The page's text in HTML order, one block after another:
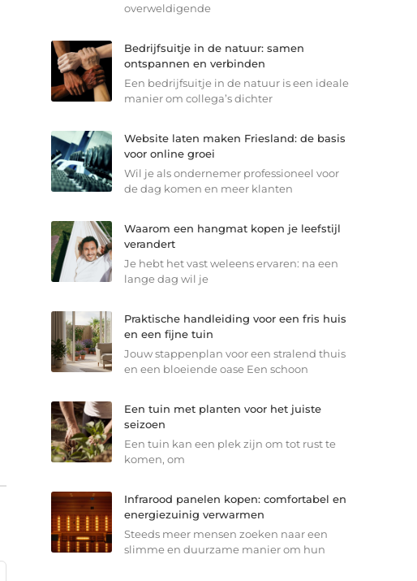
overweldigende
Bedrijfsuitje in de natuur: samen
ontspannen en verbinden
Een bedrijfsuitje in de natuur is een ideale
manier om collega’s dichter
Website laten maken Friesland: de basis
voor online groei
Wil je als ondernemer professioneel voor
de dag komen en meer klanten
Waarom een hangmat kopen je leefstijl
verandert
Je hebt het vast weleens ervaren: na een
lange dag wil je
Praktische handleiding voor een fris huis
en een fijne tuin
Jouw stappenplan voor een stralend thuis
en een bloeiende oase Een schoon
Een tuin met planten voor het juiste
seizoen
Een tuin kan een plek zijn om tot rust te
komen, om
Infrarood panelen kopen: comfortabel en
energiezuinig verwarmen
Steeds meer mensen zoeken naar een
slimme en duurzame manier om hun